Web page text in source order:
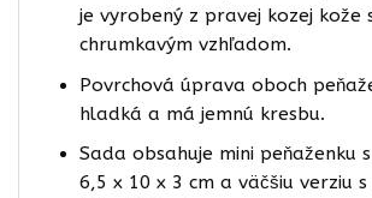
je vyrobený z pravej kozej kože
chrumkavým vzhľadom.
Povrchová úprava oboch
hladká a má jemnú kresbu.
Sada obsahuje mini peňaženku
6,5 x 10 x 3 cm a väčšiu verziu